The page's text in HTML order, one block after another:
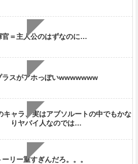
官＝主人公のはずなのに…
ラスがアホっぽいwwwwwww
キャラ、実はアブソルートの中でもかな
りヤバイ人なのでは…
ーリー重すぎんだろ。。。